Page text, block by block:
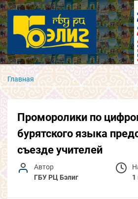
Главная
Проморолики по
бурятского языка
съезде учителей
Автор
ГБУ РЦ Бэлиг
1